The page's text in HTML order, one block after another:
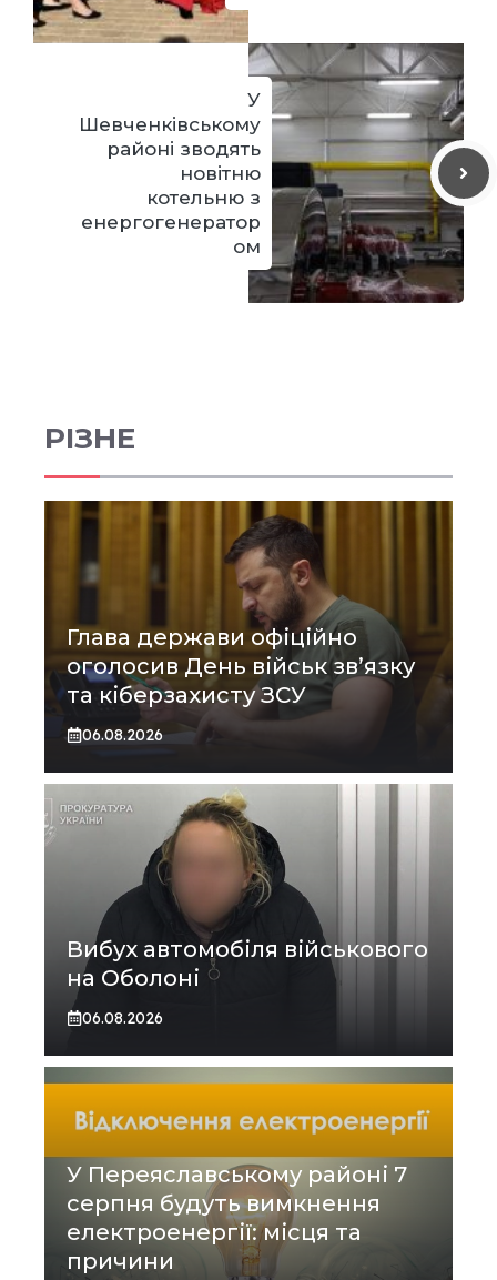
У
Шевченківському
районі зводять
новітню
котельню з
енергогенератор
ом
РІЗНЕ
Глава держави офіційно
оголосив День військ зв’язку
та кіберзахисту ЗСУ
06.08.2026
Вибух автомобіля військового
на Оболоні
06.08.2026
У Переяславському районі 7
серпня будуть вимкнення
електроенергії: місця та
причини